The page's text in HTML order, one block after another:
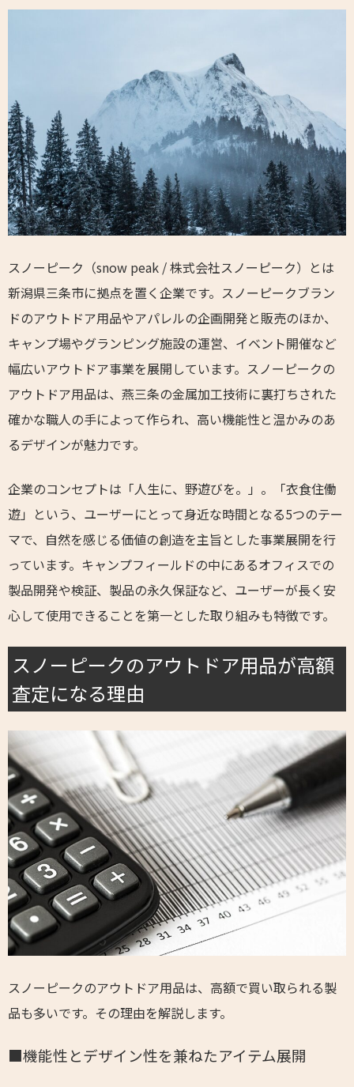
スノーピーク（snow peak / 株式会社スノーピーク）とは
新潟県三条市に拠点を置く企業です。スノーピークブラン
ドのアウトドア用品やアパレルの企画開発と販売のほか、
キャンプ場やグランピング施設の運営、イベント開催など
幅広いアウトドア事業を展開しています。スノーピークの
アウトドア用品は、燕三条の金属加工技術に裏打ちされた
確かな職人の手によって作られ、高い機能性と温かみのあ
るデザインが魅力です。
企業のコンセプトは「人生に、野遊びを。」。「衣食住働
遊」という、ユーザーにとって身近な時間となる5つのテー
マで、自然を感じる価値の創造を主旨とした事業展開を行
っています。キャンプフィールドの中にあるオフィスでの
製品開発や検証、製品の永久保証など、ユーザーが長く安
心して使用できることを第一とした取り組みも特徴です。
スノーピークのアウトドア用品が高額
査定になる理由
スノーピークのアウトドア用品は、高額で買い取られる製
品も多いです。その理由を解説します。
■機能性とデザイン性を兼ねたアイテム展開